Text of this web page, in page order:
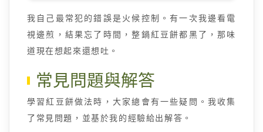
我自己最常犯的錯誤是火候控制。有一次我邊看電
視邊煎，結果忘了時間，整鍋紅豆餅都黑了，那味
道現在想起來還想吐。
常見問題與解答
學習紅豆餅做法時，大家總會有一些疑問。我收集
了常見問題，並基於我的經驗給出解答。